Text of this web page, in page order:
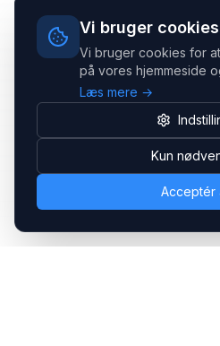
Vi bruger cookies
Vi bruger cookies for
på vores hjemmeside
Læs mere →
Kun
Acceptér